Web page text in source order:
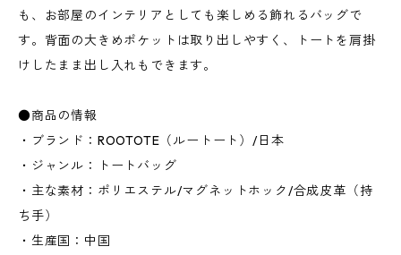
も、お部屋のインテリアとしても楽しめる飾れるバッグで
す。背面の大きめポケットは取り出しやすく、トートを肩掛
けしたまま出し入れもできます。
●商品の情報
・ブランド：ROOTOTE（ルートート）/日本
・ジャンル：トートバッグ
・主な素材：ポリエステル/マグネットホック/合成皮革（持
ち手）
・生産国：中国